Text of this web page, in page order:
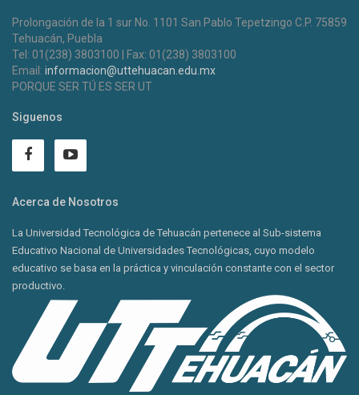
Prolongación de la 1 sur No. 1101 San Pablo Tepetzingo C.P. 75859
Tehuacán, Puebla
Tel: 01(238) 3803100 | Fax: 01(238) 3803100
Email: informacion@uttehuacan.edu.mx
PORQUE SER TÚ ES SER UT
Siguenos
Acerca de Nosotros
La Universidad Tecnológica de Tehuacán pertenece al Sub-sistema
Educativo Nacional de Universidades Tecnológicas, cuyo modelo
educativo se basa en la práctica y vinculación constante con el sector
productivo.